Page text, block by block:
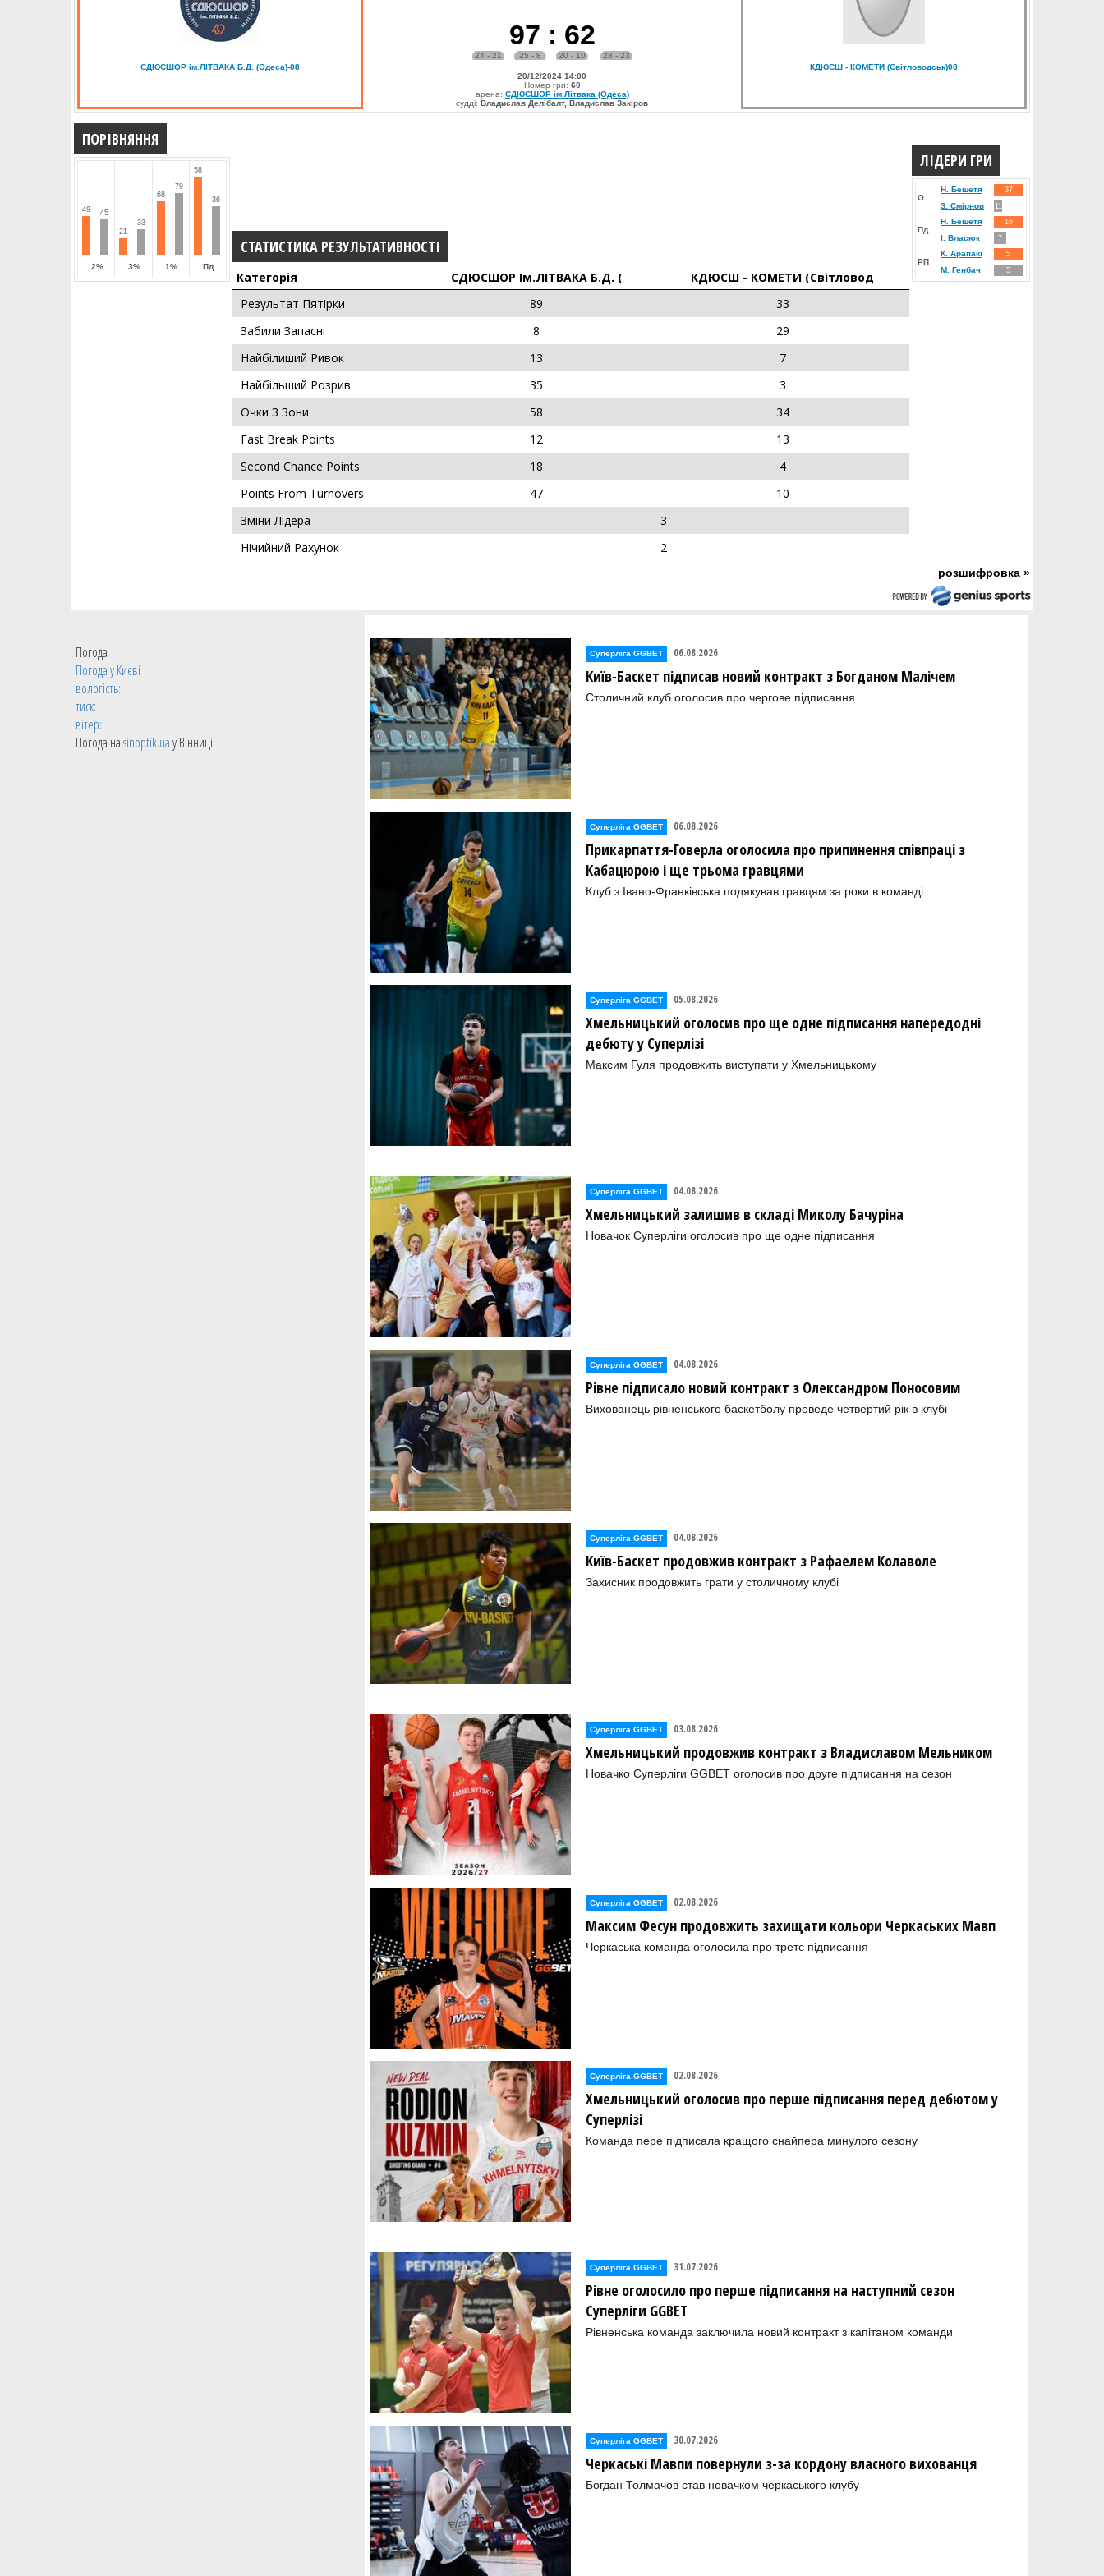
СДЮСШОР ім.ЛІТВАКА Б.Д. (Одеса)-08
97 : 62
24 - 21 25 - 8 20 - 10 28 - 23
20/12/2024 14:00
Номер гри: 60
арена: СДЮСШОР ім.Літвака (Одеса)
судді: Владислав Делібалт, Владислав Закіров
КДЮСШ - КОМЕТИ (Світловодськ)08
ПОРІВНЯННЯ
49 45
2%
21
33
3%
68
79
1%
58
36
Пд
СТАТИСТИКА РЕЗУЛЬТАТИВНОСТІ
Категорія СДЮСШОР Ім.ЛІТВАКА Б.Д. (
КДЮСШ - КОМЕТИ (Світловод
Результат Пятірки
89
33
Забили Запасні
8
29
Найбілиший Ривок
13
7
Найбільший Розрив
35
3
Очки З Зони
58
34
Fast Break Points
12
13
Second Chance Points
18
4
Points From Turnovers
47
10
Зміни Лідера
3
Нічийний Рахунок
2
ЛІДЕРИ ГРИ
О
Н. Бешетя 37
З. Смірнов 11
Пд
Н. Бешетя 16
І. Власюк 7
РП
К. Арапакі 5
М. Генбач 5
розшифровка »
Погода
Погода уКиєві
вологість:
тиск:
вітер:
Погода наsinoptik.uaу Вінниці
Суперліга GGBET 06.08.2026
Київ-Баскет підписав новий контракт з Богданом Малічем
Столичний клуб оголосив про чергове підписання
Суперліга GGBET 06.08.2026
Прикарпаття-Говерла оголосила про припинення співпраці з
Кабацюрою і ще трьома гравцями
Клуб з Івано-Франківська подякував гравцям за роки в команді
Суперліга GGBET 05.08.2026
Хмельницький оголосив про ще одне підписання напередодні
дебюту у Суперлізі
Максим Гуля продовжить виступати у Хмельницькому
Суперліга GGBET 04.08.2026
Хмельницький залишив в складі Миколу Бачуріна
Новачок Суперліги оголосив про ще одне підписання
Суперліга GGBET 04.08.2026
Рівне підписало новий контракт з Олександром Поносовим
Вихованець рівненського баскетболу проведе четвертий рік в клубі
Суперліга GGBET 04.08.2026
Київ-Баскет продовжив контракт з Рафаелем Колаволе
Захисник продовжить грати у столичному клубі
Суперліга GGBET 03.08.2026
Хмельницький продовжив контракт з Владиславом Мельником
Новачко Суперліги GGBET оголосив про друге підписання на сезон
Суперліга GGBET 02.08.2026
Максим Фесун продовжить захищати кольори Черкаських Мавп
Черкаська команда оголосила про третє підписання
Суперліга GGBET 02.08.2026
Хмельницький оголосив про перше підписання перед дебютом у
Суперлізі
Команда пере підписала кращого снайпера минулого сезону
Суперліга GGBET 31.07.2026
Рівне оголосило про перше підписання на наступний сезон
Суперліги GGBET
Рівненська команда заключила новий контракт з капітаном команди
Суперліга GGBET 30.07.2026
Черкаські Мавпи повернули з-за кордону власного вихованця
Богдан Толмачов став новачком черкаського клубу